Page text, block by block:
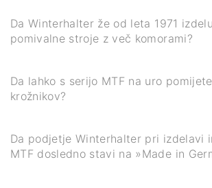
Da Winterhalter že od leta 1971
pomivalne stroje z več komorami?
Da lahko s serijo MTF na uro
krožnikov?
Da podjetje Winterhalter pri izdelavi
MTF dosledno stavi na »Made in